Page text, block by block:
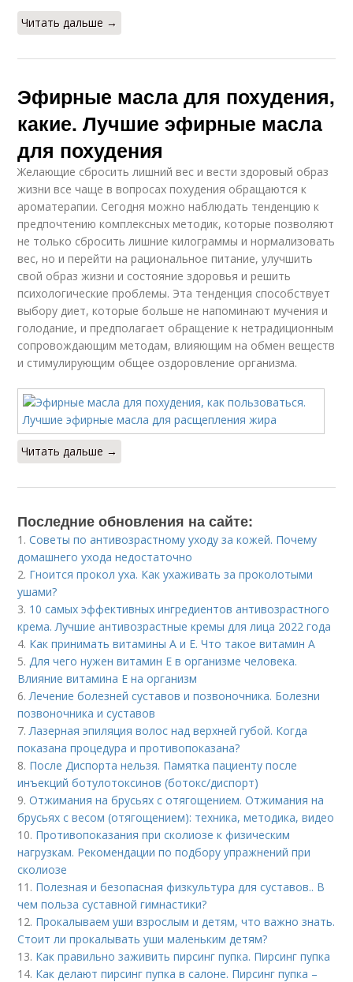
Читать дальше →
Эфирные масла для похудения,
какие. Лучшие эфирные масла
для похудения
Желающие сбросить лишний вес и вести здоровый образ
жизни все чаще в вопросах похудения обращаются к
ароматерапии. Сегодня можно наблюдать тенденцию к
предпочтению комплексных методик, которые позволяют
не только сбросить лишние килограммы и нормализовать
вес, но и перейти на рациональное питание, улучшить
свой образ жизни и состояние здоровья и решить
психологические проблемы. Эта тенденция способствует
выбору диет, которые больше не напоминают мучения и
голодание, и предполагает обращение к нетрадиционным
сопровождающим методам, влияющим на обмен веществ
и стимулирующим общее оздоровление организма.
Читать дальше →
Последние обновления на сайте:
1.Советы по антивозрастному уходу за кожей. Почему
домашнего ухода недостаточно
2. Гноится прокол уха. Как ухаживать за проколотыми
ушами?
3. 10 самых эффективных ингредиентов антивозрастного
крема. Лучшие антивозрастные кремы для лица 2022 года
4. Как принимать витамины А и Е. Что такое витамин А
5.Для чего нужен витамин Е в организме человека.
Влияние витамина E на организм
6.Лечение болезней суставов и позвоночника. Болезни
позвоночника и суставов
7.Лазерная эпиляция волос над верхней губой. Когда
показана процедура и противопоказана?
8. После Диспорта нельзя. Памятка пациенту после
инъекций ботулотоксинов (ботокс/диспорт)
9.Отжимания на брусьях с отягощением. Отжимания на
брусьях с весом (отягощением): техника, методика, видео
10. Противопоказания при сколиозе к физическим
нагрузкам. Рекомендации по подбору упражнений при
сколиозе
11. Полезная и безопасная физкультура для суставов.. В
чем польза суставной гимнастики?
12. Прокалываем уши взрослым и детям, что важно знать.
Стоит ли прокалывать уши маленьким детям?
13. Как правильно заживить пирсинг пупка. Пирсинг пупка
14. Как делают пирсинг пупка в салоне. Пирсинг пупка –